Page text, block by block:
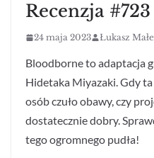
Recenzja
24 maja 2023 Łukasz
Bloodborne to adaptacja
Hidetaka Miyazaki. Gdy
osób czuło obawy, czy
dostatecznie dobry.
tego ogromnego pudła!